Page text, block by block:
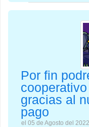
Por fin
gracias al
pago
el 05 de Agosto del 2022